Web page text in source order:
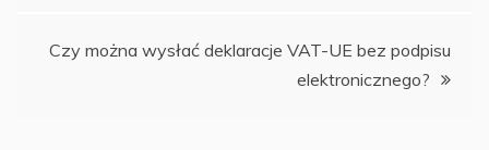
Czy można wysłać deklaracje VAT-UE bez podpisu
elektronicznego?